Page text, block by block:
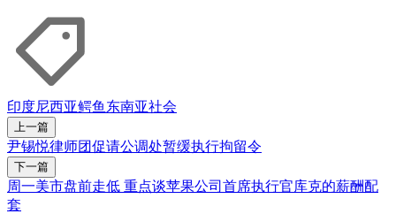
印度尼西亚鳄鱼 东南亚社会
上一篇
尹锡悦律师团促请公调处暂缓执行拘留令
下一篇
周一美市盘前走低 重点谈苹果公司首席执行官库克的薪酬配
套